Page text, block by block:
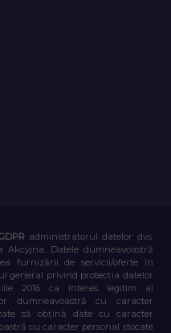
administratorul datelor dvs.
Akcyjna. Datele dumneavoastră
furnizării de servicii/oferte în
general privind protecția datelor
2016 ca interes legitim al
dumneavoastră cu caracter
să obțină date cu caracter
cu caracter personal stocate